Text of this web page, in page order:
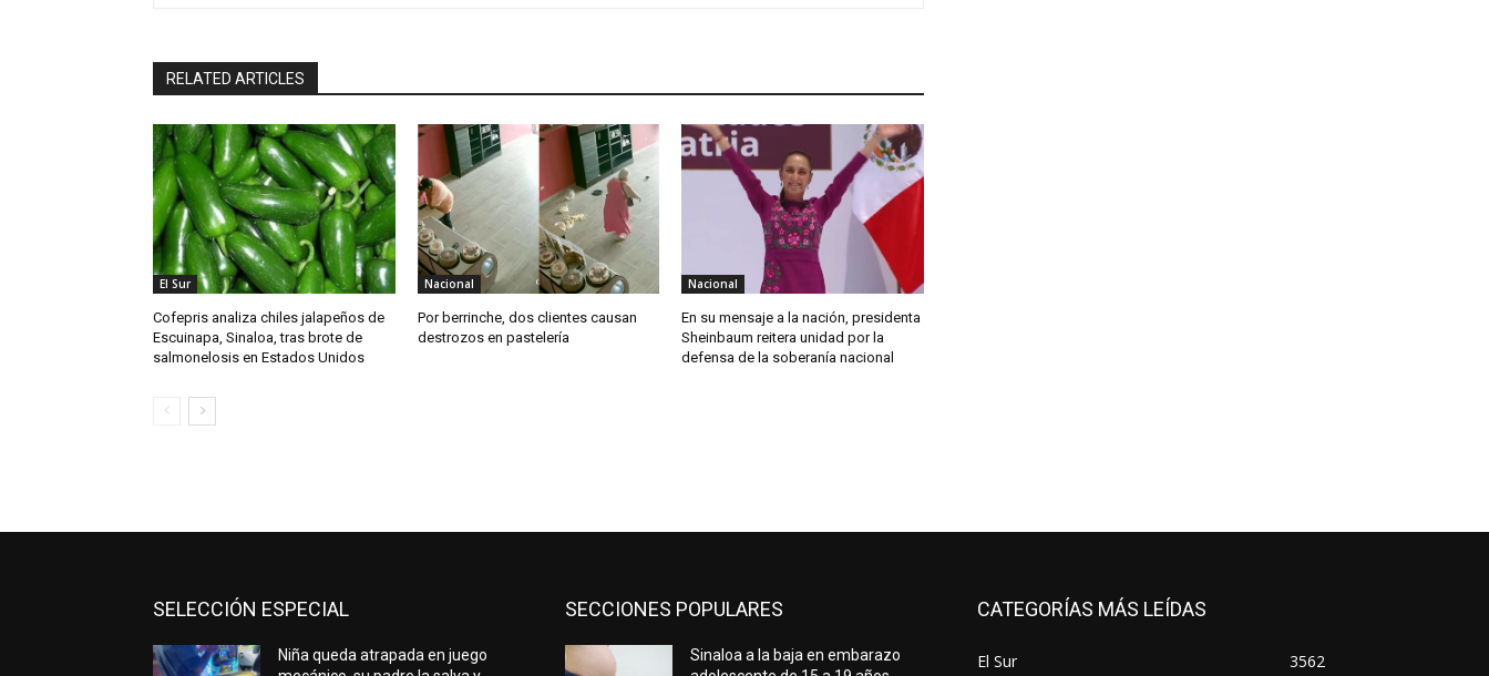
RELATED ARTICLES
El Sur
Cofepris analiza chiles jalapeños de
Escuinapa, Sinaloa, tras brote de
salmonelosis en Estados Unidos
Nacional
Por berrinche, dos clientes causan
destrozos en pastelería
Nacional
En su mensaje a la nación, presidenta
Sheinbaum reitera unidad por la
defensa de la soberanía nacional
SELECCIÓN ESPECIAL
Niña queda atrapada en juego
SECCIONES POPULARES
Sinaloa a la baja en embarazo
CATEGORÍAS MÁS LEÍDAS
El Sur
3562